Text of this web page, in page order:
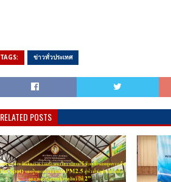
TAGS: ข่าวทั่วประเทศ
RELATED POSTS